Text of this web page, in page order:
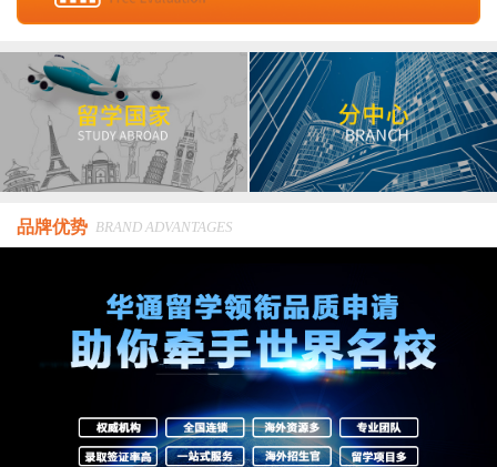
品牌优势 BRAND ADVANTAGES